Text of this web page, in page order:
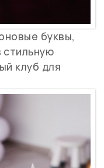
буквы,
клуб для